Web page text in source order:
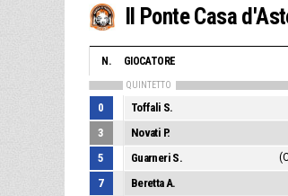
Il Ponte Casa
N. GIOCATORE
QUINTETTO
0 Toffali S.
3 Novati P.
5 Guarneri S.
7 Beretta A.